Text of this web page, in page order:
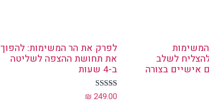
לשלב
אישיים בצורה
לפרק את הר המשימות: להפוך
את תחושת ההצפה לשליטה
ב-4 שעות
דורג
₪ 249.00